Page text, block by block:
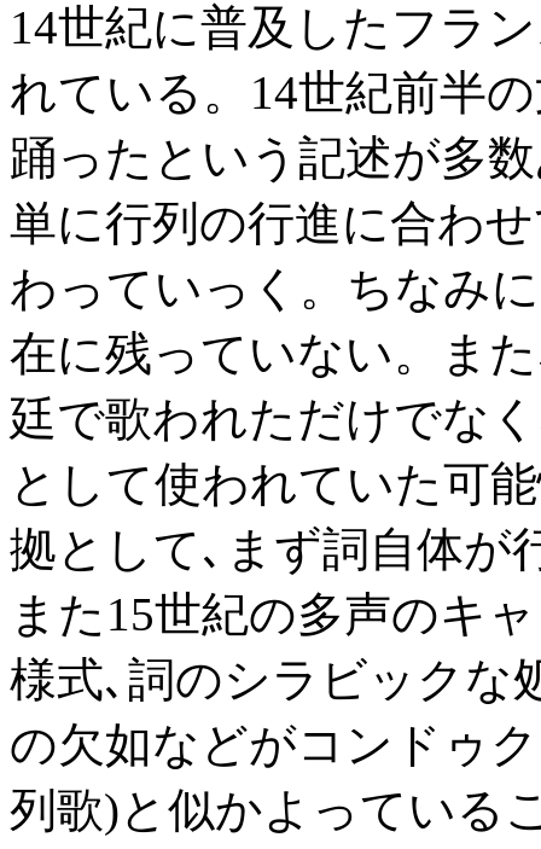
14世紀に普及したフラ
れている。14世紀前半
踊ったという記述が多
単に行列の行進に合わ
わっていっく。ちなみ
在に残っていない。ま
廷で歌われただけでな
として使われていた可
拠として､まず詞自体が
また15世紀の多声のキ
様式､詞のシラビックな
の欠如などがコンドゥ
列歌)と似かよっている